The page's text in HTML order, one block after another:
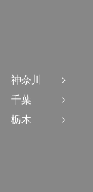
神奈川
千葉
栃木